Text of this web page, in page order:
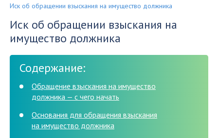
Иск об обращении взыскания на имущество должника
Иск об обращении взыскания на
имущество должника
Содержание:
Обращение взыскания на имущество
должника — с чего начать
Основания для обращения взыскания
на имущество должника